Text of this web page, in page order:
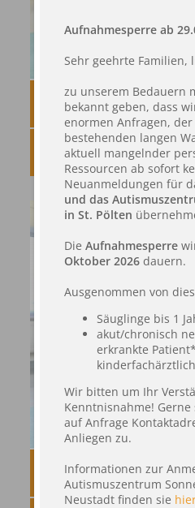
UNSER TEAM
AUFNAHME
THERAPIEFORMEN
Aufnahmesperre ab
Sehr geehrte Familien,
zu unserem Bedauern
bekannt geben, dass
enormen Anfragen,
bestehenden langen
aktuell mangelnder
Ressourcen ab sofort
Neuanmeldungen für
und das
in St. Pölten
DieAufnahmesperre
Oktober 2026 dauern.
Ausgenommen von
Säuglinge bis 1
akut/chronisch
erkrankte
Wir bitten um Ihr
Kenntnisnahme!
auf Anfrage
Anliegen zu.
Informationen zur
Autismuszentrum
Neustadt finden sie